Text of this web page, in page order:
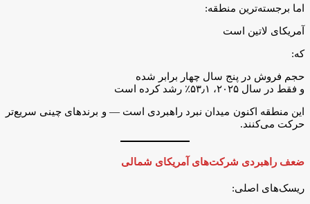
اما برجسته‌ترین منطقه:
آمریکای لاتین است
که:
حجم فروش در پنج سال چهار برابر شده
و فقط در سال ۲۰۲۵، ۵۳٫۱٪ رشد کرده است
این منطقه اکنون میدان نبرد راهبردی است — و برندهای چینی سریع‌تر
حرکت می‌کنند.
ضعف راهبردی شرکت‌های آمریکای شمالی
ریسک‌های اصلی: